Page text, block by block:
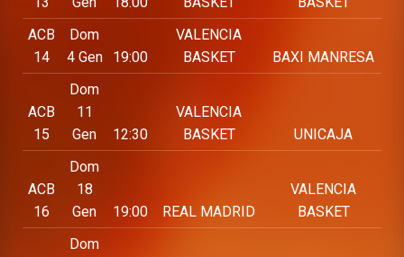
ACB
14
Dom
4 Gen
19:00
VALENCIA
BASKET
BAXI MANRESA
ACB
15
Dom
11
Gen
12:30
VALENCIA
BASKET
UNICAJA
ACB
16
Dom
18
Gen
19:00 REAL MADRID
VALENCIA
BASKET
Dom